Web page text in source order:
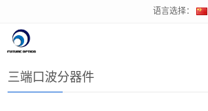
语言选择：
首页
三端口波分器件